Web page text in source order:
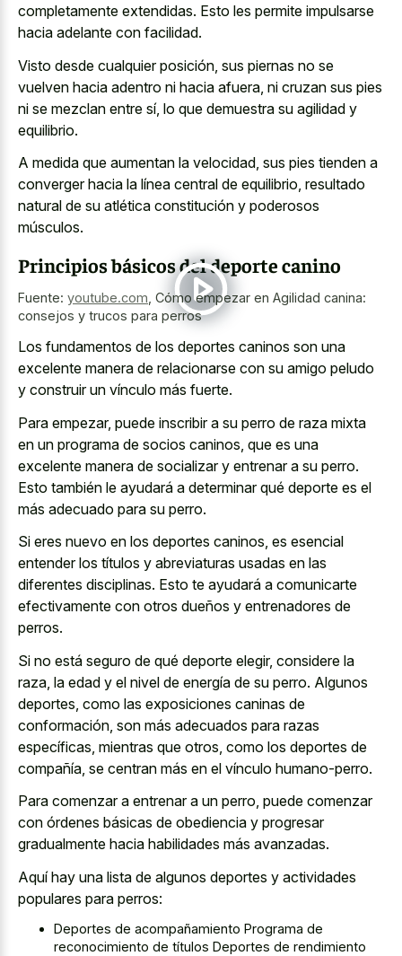
completamente extendidas. Esto les permite impulsarse
hacia adelante con facilidad.
Visto desde cualquier posición, sus piernas no se
vuelven hacia adentro ni hacia afuera, ni cruzan sus pies
ni se mezclan entre sí, lo que demuestra su agilidad y
equilibrio.
A medida que aumentan la velocidad, sus pies tienden a
converger hacia la línea central de equilibrio, resultado
natural de su atlética constitución y poderosos
músculos.
Principios básicos del deporte canino
Fuente: youtube.com Cómo empezar en Agilidad canina:
consejos y trucos para perros
Los fundamentos de los deportes caninos son una
excelente manera de relacionarse con su amigo peludo
y construir un vínculo más fuerte.
Para empezar, puede inscribir a su perro de raza mixta
en un programa de socios caninos, que es una
excelente manera de socializar y entrenar a su perro.
Esto también le ayudará a determinar qué deporte es el
más adecuado para su perro.
Si eres nuevo en los deportes caninos, es esencial
entender los títulos y abreviaturas usadas en las
diferentes disciplinas. Esto te ayudará a comunicarte
efectivamente con otros dueños y entrenadores de
perros.
Si no está seguro de qué deporte elegir, considere la
raza, la edad y el nivel de energía de su perro. Algunos
deportes, como las exposiciones caninas de
conformación, son más adecuados para razas
específicas, mientras que otros, como los deportes de
compañía, se centran más en el vínculo humano-perro.
Para comenzar a entrenar a un perro, puede comenzar
con órdenes básicas de obediencia y progresar
gradualmente hacia habilidades más avanzadas.
Aquí hay una lista de algunos deportes y actividades
populares para perros:
Deportes de acompañamiento Programa de
reconocimiento de títulos Deportes de rendimiento